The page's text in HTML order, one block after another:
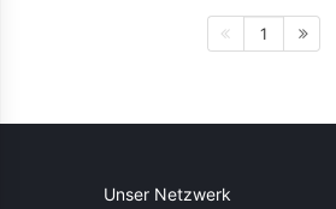
1
Unser Netzwerk